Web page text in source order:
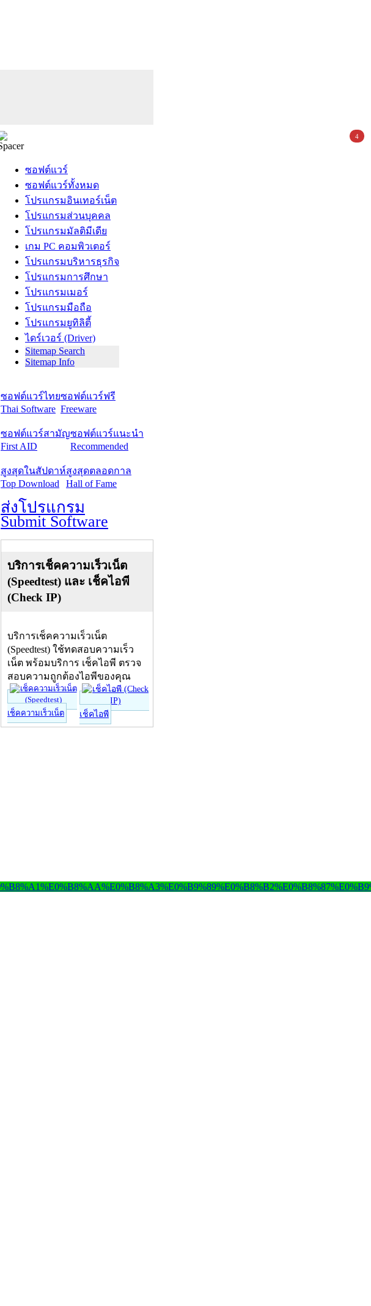
ซอฟต์แวร์
ซอฟต์แวร์ทั้งหมด
โปรแกรมอินเทอร์เน็ต
โปรแกรมส่วนบุคคล
โปรแกรมมัลติมีเดีย
เกม PC คอมพิวเตอร์
โปรแกรมบริหารธุรกิจ
โปรแกรมการศึกษา
โปรแกรมเมอร์
โปรแกรมมือถือ
โปรแกรมยูทิลิตี้
ไดร์เวอร์ (Driver)
Sitemap Search
Sitemap Info
ซอฟต์แวร์ไทย
Thai Software
ซอฟต์แวร์ฟรี
Freeware
ซอฟต์แวร์สามัญ
First AID
ซอฟต์แวร์แนะนำ
Recommended
สูงสุดในสัปดาห์
Top Download
สูงสุดตลอดกาล
Hall of Fame
ส่งโปรแกรม
Submit Software
บริการเช็คความเร็วเน็ต
(Speedtest) และ เช็คไอพี
(Check IP)
บริการเช็คความเร็วเน็ต
(Speedtest) ใช้ทดสอบความเร็ว
เน็ต พร้อมบริการ เช็คไอพี ตรวจ
สอบความถูกต้องไอพีของคุณ
เช็คความเร็วเน็ต เช็คไอพี
4